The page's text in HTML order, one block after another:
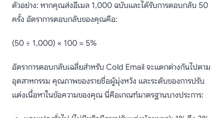
ตัวอย่าง: หากคุณส่งอีเมล 1,000 ฉบับและได้รับการตอบกลับ 50
ครั้ง อัตราการตอบกลับของคุณคือ:
(50 ÷ 1,000) × 100 = 5%
อัตราการตอบกลับเฉลี่ยสำหรับ Cold Email จะแตกต่างกันไปตาม
อุตสาหกรรม คุณภาพของรายชื่อผู้มุ่งหวัง และระดับของการปรับ
แต่งเนื้อหาในข้อความของคุณ นี่คือเกณฑ์มาตรฐานบางประการ: